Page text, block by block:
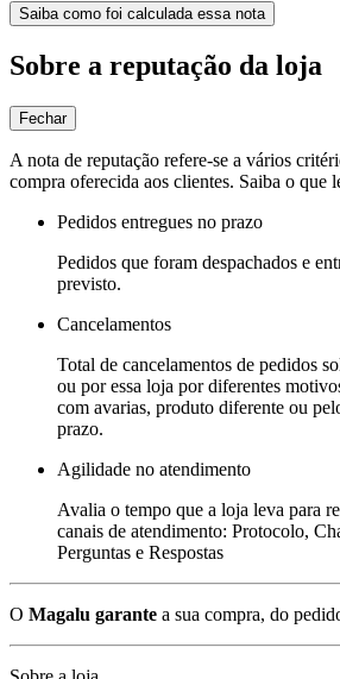
Saiba como foi calculada essa nota
Sobre a reputação da loja
Fechar
A nota de reputação refere-se a vários
compra oferecida aos clientes. Saiba o que
Pedidos entregues no prazo
Pedidos que foram despachados e
previsto.
Cancelamentos
Total de cancelamentos de pedidos
ou por essa loja por diferentes
com avarias, produto diferente ou
prazo.
Agilidade no atendimento
Avalia o tempo que a loja leva para
canais de atendimento: Protocolo,
Perguntas e Respostas
O Magalu garante a sua compra, do